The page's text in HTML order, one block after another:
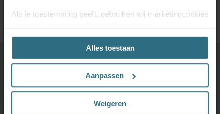
Als je toestemming geeft, gebruiken wij marketingcookies
(prestatiegerichte marketingcookies) en content op jouw
voorkeuren af te stemmen (advertentie- en
socialmediacookies). Deze cookies kunnen we inzetten
voor advertentie personalisaties. Met deze cookies
kunnen wij en derde partijen uw gedrag op onze website
onze cookie- en privacyverklaring.
Alles toestaan
Aanpassen
Weigeren
Ontdek je favoriete product!
Vandaag vóór 12:00 besteld is morgen in huis